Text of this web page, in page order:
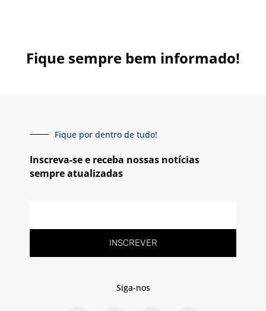
Fique sempre bem informado!
Fique por dentro de tudo!
Inscreva-se e receba nossas notícias
sempre atualizadas
INSCREVER
Siga-nos